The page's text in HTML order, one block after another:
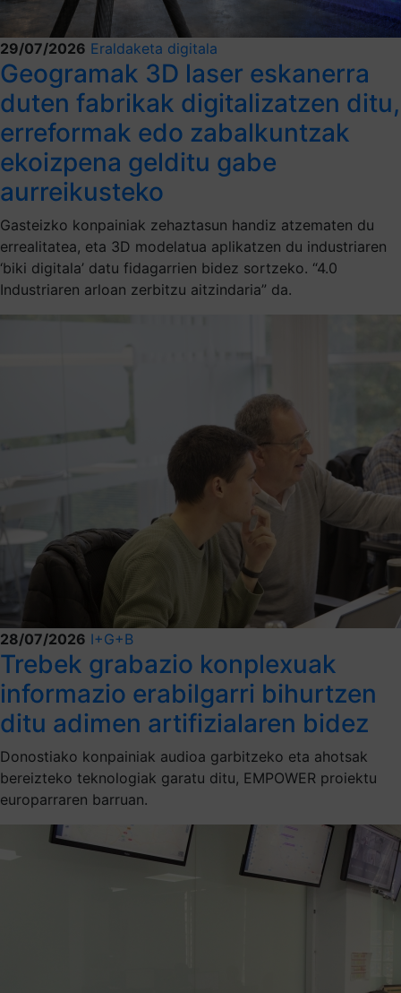
29/07/2026 Eraldaketa digitala
Geogramak 3D laser eskanerra
duten fabrikak digitalizatzen ditu,
erreformak edo zabalkuntzak
ekoizpena gelditu gabe
aurreikusteko
Gasteizko konpainiak zehaztasun handiz atzematen du
errealitatea, eta 3D modelatua aplikatzen du industriaren
‘biki digitala’ datu fidagarrien bidez sortzeko. “4.0
Industriaren arloan zerbitzu aitzindaria” da.
28/07/2026 I+G+B
Trebek grabazio konplexuak
informazio erabilgarri bihurtzen
ditu adimen artifizialaren bidez
Donostiako konpainiak audioa garbitzeko eta ahotsak
bereizteko teknologiak garatu ditu, EMPOWER proiektu
europarraren barruan.